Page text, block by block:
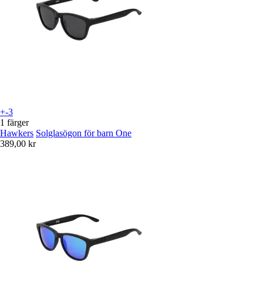
+-3
1 färger
Hawkers Solglasögon för barn One
389,00 kr